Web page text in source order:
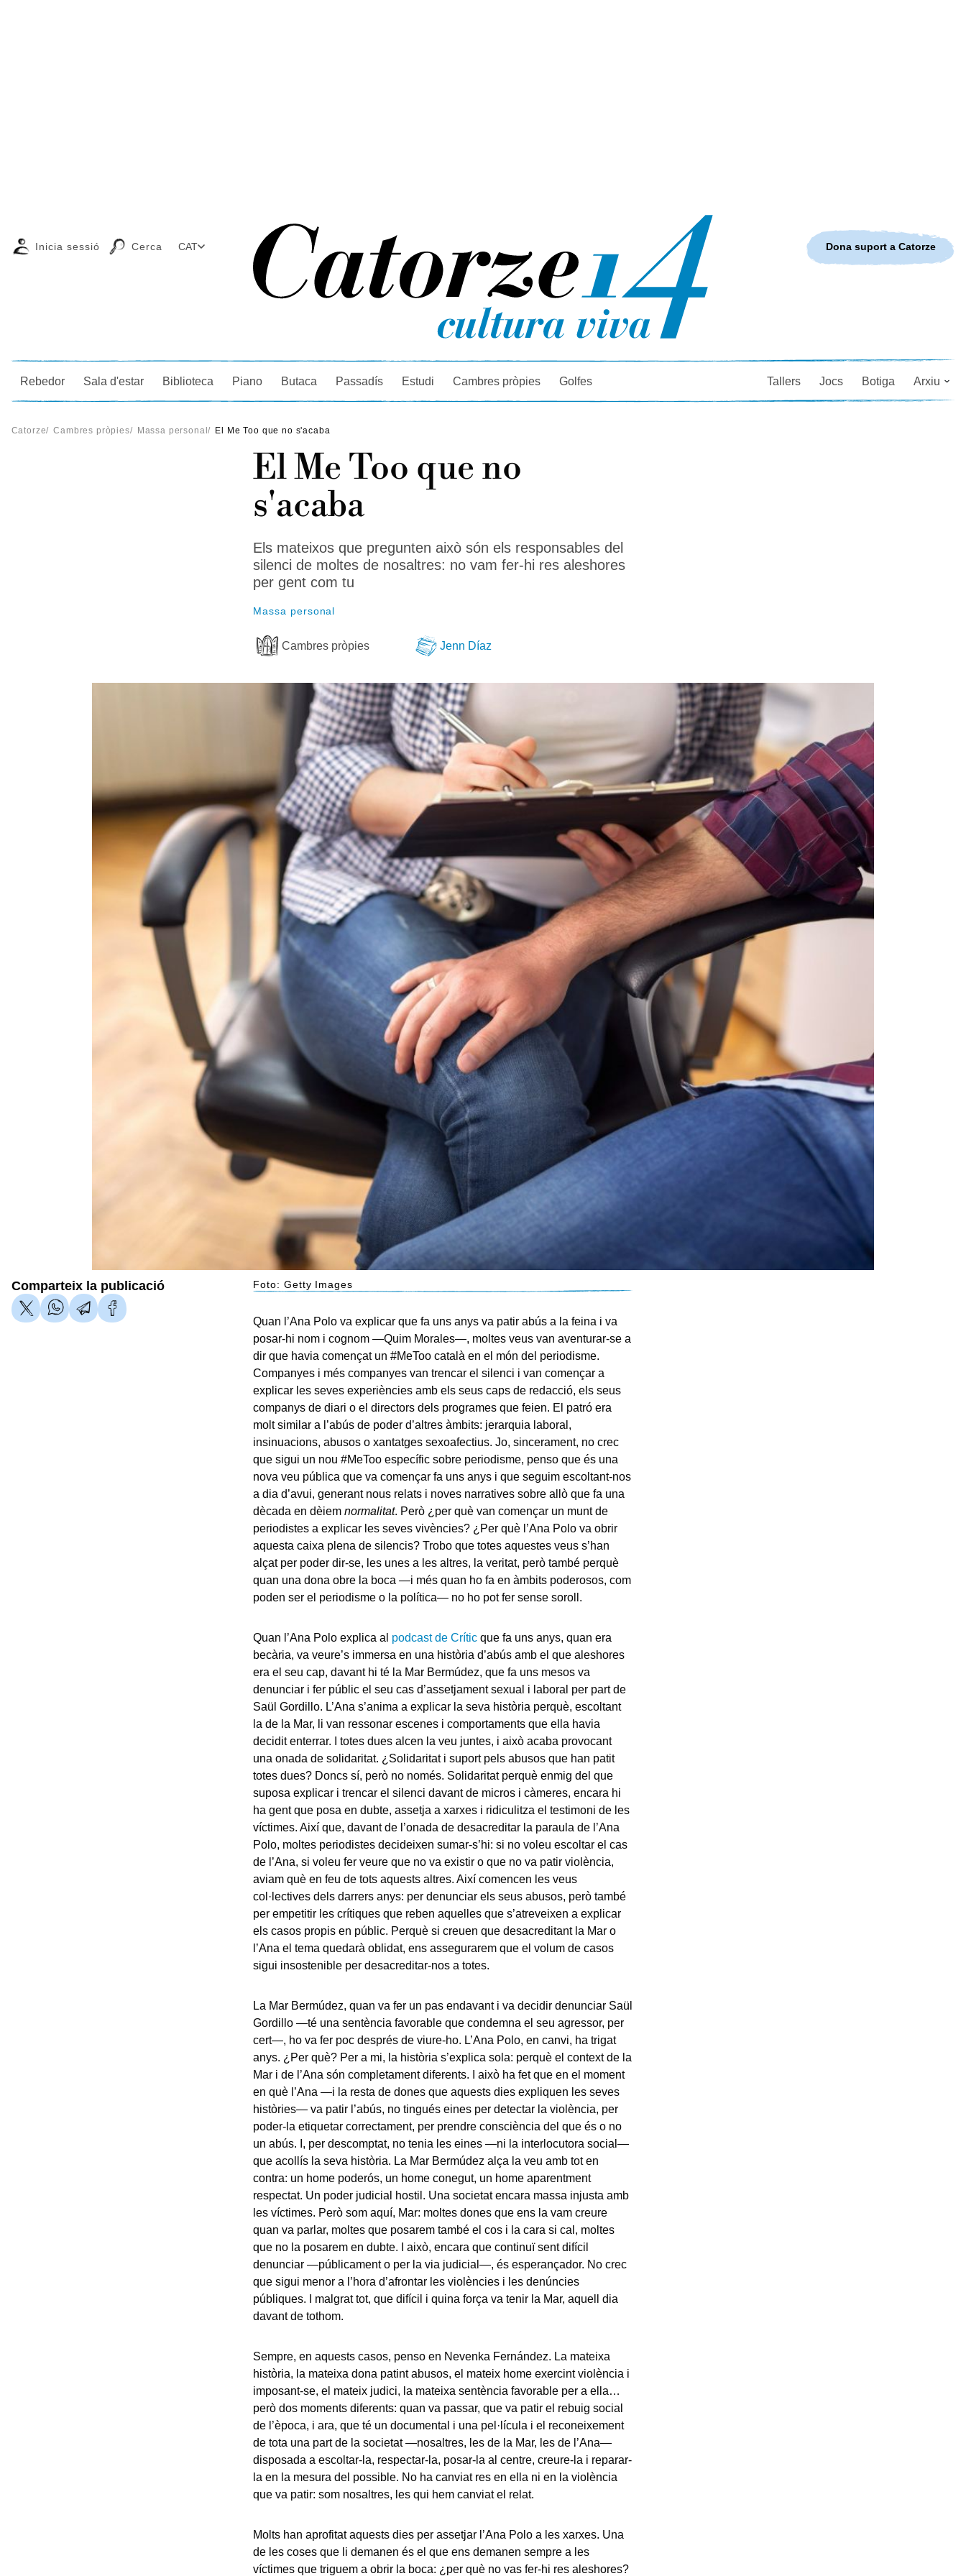
Cercador
Inicia sessió Cerca CAT
Rebedor Sala d'estar Biblioteca Piano Butaca Passadís Estudi Cambres pròpies Golfes Tallers Jocs Botiga Arxiu
Dona suport a Catorze
Catorze/ Cambres pròpies/ Massa personal/ El Me Too que no s'acaba
El Me Too que no
s'acaba
Els mateixos que pregunten això són els responsables del
silenci de moltes de nosaltres: no vam fer-hi res aleshores
per gent com tu
Massa personal
Cambres pròpies Jenn Díaz
Foto: Getty Images
Comparteix la publicació
Quan l’Ana Polo va explicar que fa uns anys va patir abús a la feina i va
posar-hi nom i cognom —Quim Morales—, moltes veus van aventurar-se a
dir que havia començat un #MeToo català en el món del periodisme.
Companyes i més companyes van trencar el silenci i van començar a
explicar les seves experiències amb els seus caps de redacció, els seus
companys de diari o el directors dels programes que feien. El patró era
molt similar a l’abús de poder d’altres àmbits: jerarquia laboral,
insinuacions, abusos o xantatges sexoafectius. Jo, sincerament, no crec
que sigui un nou #MeToo específic sobre periodisme, penso que és una
nova veu pública que va començar fa uns anys i que seguim escoltant-nos
a dia d’avui, generant nous relats i noves narratives sobre allò que fa una
dècada en dèiem normalitat. Però ¿per què van començar un munt de
periodistes a explicar les seves vivències? ¿Per què l’Ana Polo va obrir
aquesta caixa plena de silencis? Trobo que totes aquestes veus s’han
alçat per poder dir-se, les unes a les altres, la veritat, però també perquè
quan una dona obre la boca —i més quan ho fa en àmbits poderosos, com
poden ser el periodisme o la política— no ho pot fer sense soroll.
Quan l’Ana Polo explica al podcast de Críticque fa uns anys, quan era
becària, va veure’s immersa en una història d’abús amb el que aleshores
era el seu cap, davant hi té la Mar Bermúdez, que fa uns mesos va
denunciar i fer públic el seu cas d’assetjament sexual i laboral per part de
Saül Gordillo. L’Ana s’anima a explicar la seva història perquè, escoltant
la de la Mar, li van ressonar escenes i comportaments que ella havia
decidit enterrar. I totes dues alcen la veu juntes, i això acaba provocant
una onada de solidaritat. ¿Solidaritat i suport pels abusos que han patit
totes dues? Doncs sí, però no només. Solidaritat perquè enmig del que
suposa explicar i trencar el silenci davant de micros i càmeres, encara hi
ha gent que posa en dubte, assetja a xarxes i ridiculitza el testimoni de les
víctimes. Així que, davant de l’onada de desacreditar la paraula de l’Ana
Polo, moltes periodistes decideixen sumar-s’hi: si no voleu escoltar el cas
de l’Ana, si voleu fer veure que no va existir o que no va patir violència,
aviam què en feu de tots aquests altres. Així comencen les veus
col·lectives dels darrers anys: per denunciar els seus abusos, però també
per empetitir les crítiques que reben aquelles que s’atreveixen a explicar
els casos propis en públic. Perquè si creuen que desacreditant la Mar o
l’Ana el tema quedarà oblidat, ens assegurarem que el volum de casos
sigui insostenible per desacreditar-nos a totes.
La Mar Bermúdez, quan va fer un pas endavant i va decidir denunciar Saül
Gordillo —té una sentència favorable que condemna el seu agressor, per
cert—, ho va fer poc després de viure-ho. L’Ana Polo, en canvi, ha trigat
anys. ¿Per què? Per a mi, la història s’explica sola: perquè el context de la
Mar i de l’Ana són completament diferents. I això ha fet que en el moment
en què l’Ana —i la resta de dones que aquests dies expliquen les seves
històries— va patir l’abús, no tingués eines per detectar la violència, per
poder-la etiquetar correctament, per prendre consciència del que és o no
un abús. I, per descomptat, no tenia les eines —ni la interlocutora social—
que acollís la seva història. La Mar Bermúdez alça la veu amb tot en
contra: un home poderós, un home conegut, un home aparentment
respectat. Un poder judicial hostil. Una societat encara massa injusta amb
les víctimes. Però som aquí, Mar: moltes dones que ens la vam creure
quan va parlar, moltes que posarem també el cos i la cara si cal, moltes
que no la posarem en dubte. I això, encara que continuï sent difícil
denunciar —públicament o per la via judicial—, és esperançador. No crec
que sigui menor a l’hora d’afrontar les violències i les denúncies
públiques. I malgrat tot, que difícil i quina força va tenir la Mar, aquell dia
davant de tothom.
Sempre, en aquests casos, penso en Nevenka Fernández. La mateixa
història, la mateixa dona patint abusos, el mateix home exercint violència i
imposant-se, el mateix judici, la mateixa sentència favorable per a ella…
però dos moments diferents: quan va passar, que va patir el rebuig social
de l’època, i ara, que té un documental i una pel·lícula i el reconeixement
de tota una part de la societat —nosaltres, les de la Mar, les de l’Ana—
disposada a escoltar-la, respectar-la, posar-la al centre, creure-la i reparar-
la en la mesura del possible. No ha canviat res en ella ni en la violència
que va patir: som nosaltres, les qui hem canviat el relat.
Molts han aprofitat aquests dies per assetjar l’Ana Polo a les xarxes. Una
de les coses que li demanen és el que ens demanen sempre a les
víctimes que triguem a obrir la boca: ¿per què no vas fer-hi res aleshores?